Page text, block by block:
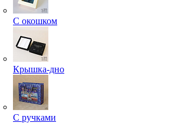
С окошком
Крышка-дно
С ручками